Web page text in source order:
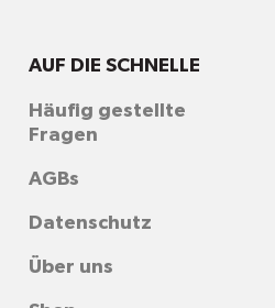
AUF DIE SCHNELLE
Häufig gestellte
Fragen
AGBs
Datenschutz
Über uns